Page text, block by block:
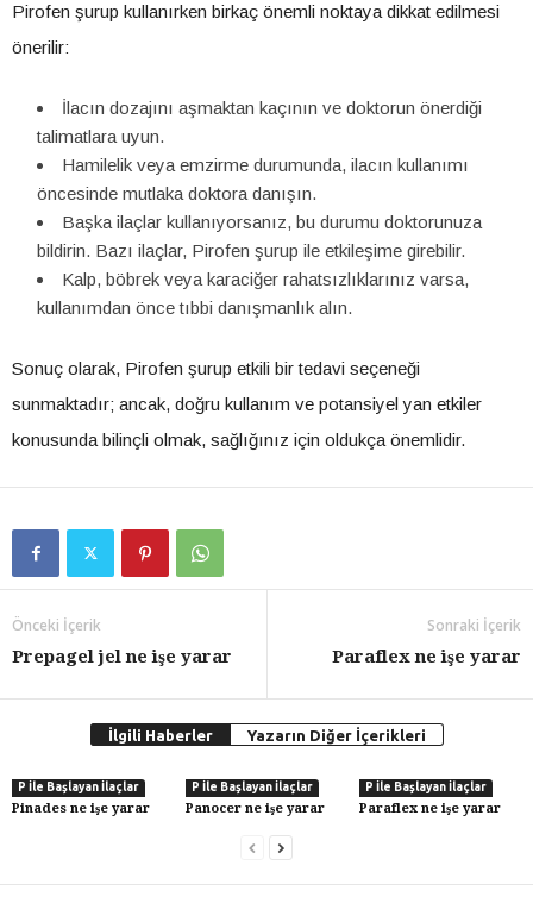
Pirofen şurup kullanırken birkaç önemli noktaya dikkat edilmesi
önerilir:
İlacın dozajını aşmaktan kaçının ve doktorun önerdiği
talimatlara uyun.
Hamilelik veya emzirme durumunda, ilacın kullanımı
öncesinde mutlaka doktora danışın.
Başka ilaçlar kullanıyorsanız, bu durumu doktorunuza
bildirin. Bazı ilaçlar, Pirofen şurup ile etkileşime girebilir.
Kalp, böbrek veya karaciğer rahatsızlıklarınız varsa,
kullanımdan önce tıbbi danışmanlık alın.
Sonuç olarak, Pirofen şurup etkili bir tedavi seçeneği
sunmaktadır; ancak, doğru kullanım ve potansiyel yan etkiler
konusunda bilinçli olmak, sağlığınız için oldukça önemlidir.
Önceki İçerik
Prepagel jel ne işe yarar
Sonraki İçerik
Paraflex ne işe yarar
İlgili Haberler Yazarın Diğer İçerikleri
P İle Başlayan İlaçlar
Pinades ne işe yarar
P İle Başlayan İlaçlar
Panocer ne işe yarar
P İle Başlayan İlaçlar
Paraflex ne işe yarar